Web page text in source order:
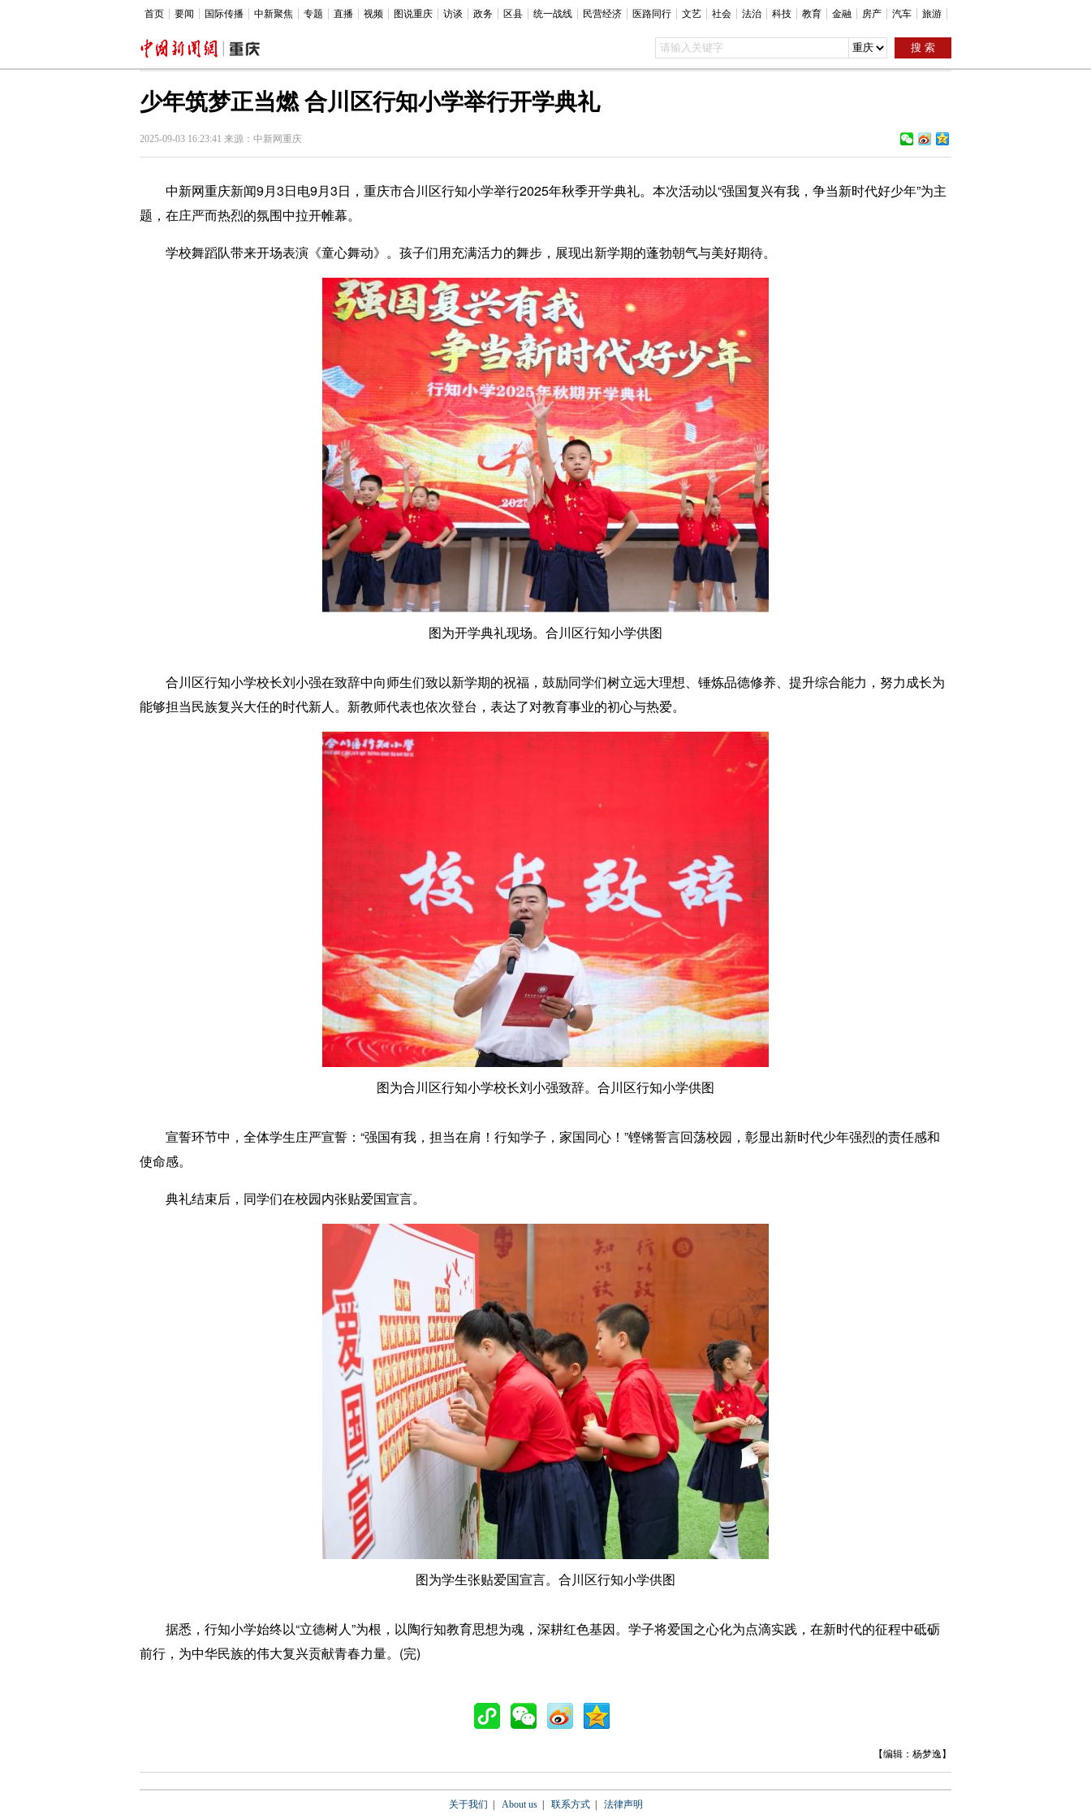
首页 要闻 国际传播 中新聚焦 专题 直播 视频 图说重庆 访谈 政务 区县 统一战线 民营经济 医路同行 文艺 社会 法治 科技 教育 金融 房产 汽车 旅游
少年筑梦正当燃 合川区行知小学举行开学典礼
2025-09-03 16:23:41 来源：中新网重庆
中新网重庆新闻9月3日电9月3日，重庆市合川区行知小学举行2025年秋季开学典礼。本次活动以“强国复兴有我，争当新时代好少年”为主
题，在庄严而热烈的氛围中拉开帷幕。
学校舞蹈队带来开场表演《童心舞动》。孩子们用充满活力的舞步，展现出新学期的蓬勃朝气与美好期待。
图为开学典礼现场。合川区行知小学供图
合川区行知小学校长刘小强在致辞中向师生们致以新学期的祝福，鼓励同学们树立远大理想、锤炼品德修养、提升综合能力，努力成长为
能够担当民族复兴大任的时代新人。新教师代表也依次登台，表达了对教育事业的初心与热爱。
图为合川区行知小学校长刘小强致辞。合川区行知小学供图
宣誓环节中，全体学生庄严宣誓：“强国有我，担当在肩！行知学子，家国同心！”铿锵誓言回荡校园，彰显出新时代少年强烈的责任感和
使命感。
典礼结束后，同学们在校园内张贴爱国宣言。
图为学生张贴爱国宣言。合川区行知小学供图
据悉，行知小学始终以“立德树人”为根，以陶行知教育思想为魂，深耕红色基因。学子将爱国之心化为点滴实践，在新时代的征程中砥砺
前行，为中华民族的伟大复兴贡献青春力量。(完)
【编辑：杨梦逸】
关于我们 About us| 联系方式| 法律声明